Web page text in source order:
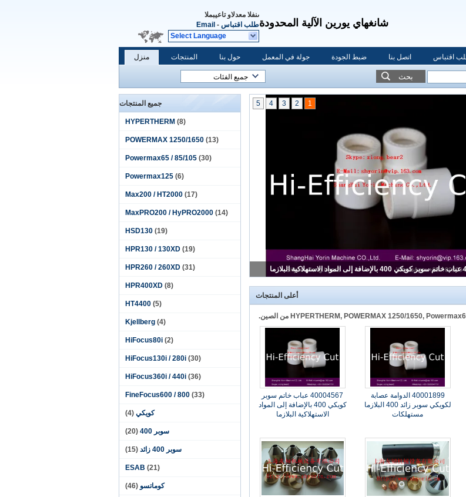
شانغهاي يورين الآلية المحدودة
المبيعات والدعم الفنى
طلب اقتباس -
Email
Select Language
منزل المنتجات حول بنا جولة في المعمل ضبط الجودة اتصل بنا اقتباس
بحث
جميع المنتجات
HYPERTHERM (8)
POWERMAX 1250/1650 (13)
Powermax65 / 85/105 (30)
Powermax125 (6)
Max200 / HT2000 (17)
MaxPRO200 / HyPRO2000 (14)
HSD130 (19)
HPR130 / 130XD (19)
HPR260 / 260XD (31)
HPR400XD (8)
HT4400 (5)
Kjellberg (4)
HiFocus80i (2)
HiFocus130i / 280i (30)
HiFocus360i / 440i (36)
FineFocus600 / 800 (33)
كويكي (4)
سوبر 400 (20)
سوبر 400 زائد (15)
ESAB (21)
كوماتسو (46)
1
2
3
4
5
أعلى المنتجات
40004567 عباب خاتم سوبر
كويكي 400 بالإضافة إلى المواد
الاستهلاكية البلازما
40001899 الدوامة عصابة
لكويكي سوبر زائد 400 البلازما
مستهلكات